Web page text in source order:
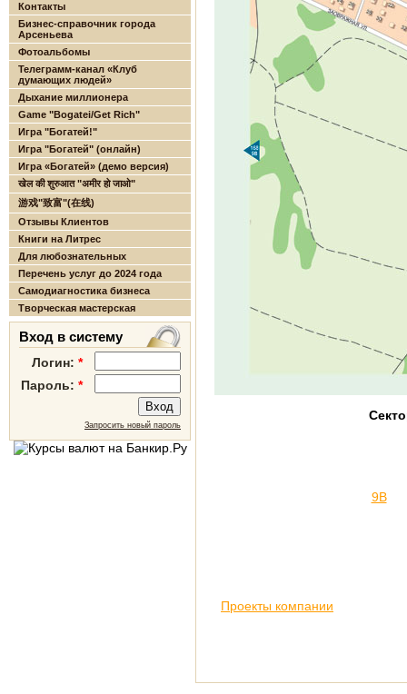
Контакты
Бизнес-справочник города
Арсеньева
Фотоальбомы
Телеграмм-канал «Клуб
думающих людей»
Дыхание миллионера
Game "Bogatei/Get Rich"
Игра "Богатей!"
Игра "Богатей" (онлайн)
Игра «Богатей» (демо версия)
खेल की शुरुआत "अमीर हो जाओ"
游戏"致富"(在线)
Отзывы Клиентов
Книги на Литрес
Для любознательных
Перечень услуг до 2024 года
Самодиагностика бизнеса
Творческая мастерская
Вход в систему
Логин: *
Пароль: *
Запросить новый пароль
9В
Проекты компании